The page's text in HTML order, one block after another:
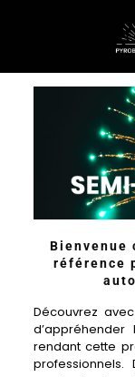
Bienvenue
référence
Découvrez
d’appréhender
rendant cette